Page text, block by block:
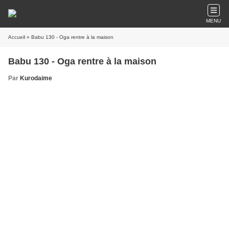
MENU
Accueil » Babu 130 - Oga rentre à la maison
Babu 130 - Oga rentre à la maison
Par Kurodaime